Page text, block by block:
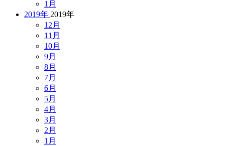
1月
2019年 2019年
12月
11月
10月
9月
8月
7月
6月
5月
4月
3月
2月
1月